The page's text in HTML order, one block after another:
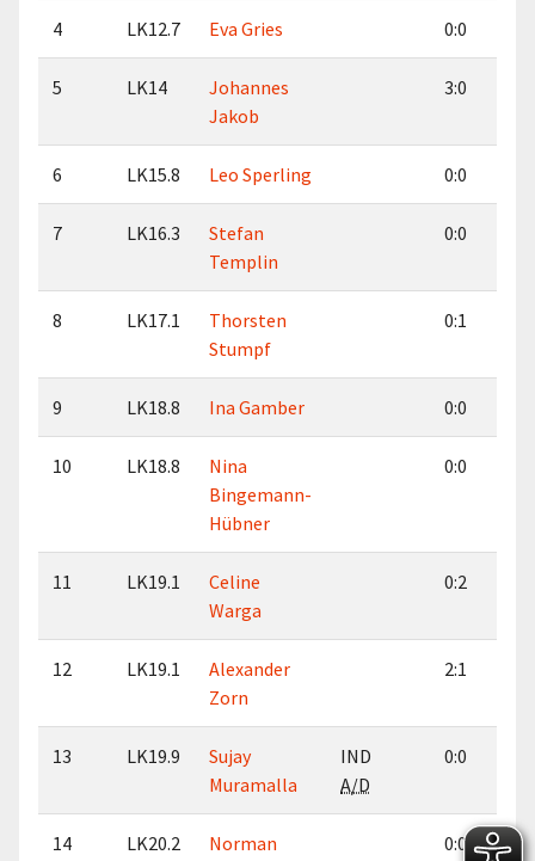
4 LK12.7 Eva Gries 0:0
5 LK14
Johannes
Jakob
3:0
6 LK15.8 Leo Sperling 0:0
7 LK16.3
Stefan
Templin
0:0
8 LK17.1
Thorsten
Stumpf
0:1
9 LK18.8 Ina Gamber 0:0
10 LK18.8
Nina
Bingemann-
Hübner
0:0
11 LK19.1
Celine
Warga
0:2
12 LK19.1
Alexander
Zorn
2:1
13 LK19.9
Sujay
Muramalla
IND
A/D
0:0
14 LK20.2
Norman
0:0